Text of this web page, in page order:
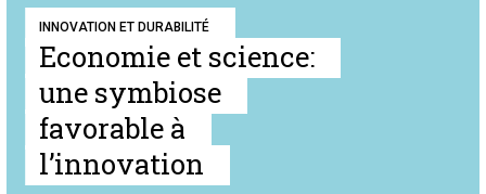
INNOVATION ET DURABILITÉ
Economie et science:
une symbiose
favorable à
l’innovation